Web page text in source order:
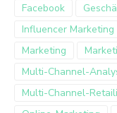
Facebook
Influencer Marketing
Marketing
Multi-Channel-
Multi-Channel-